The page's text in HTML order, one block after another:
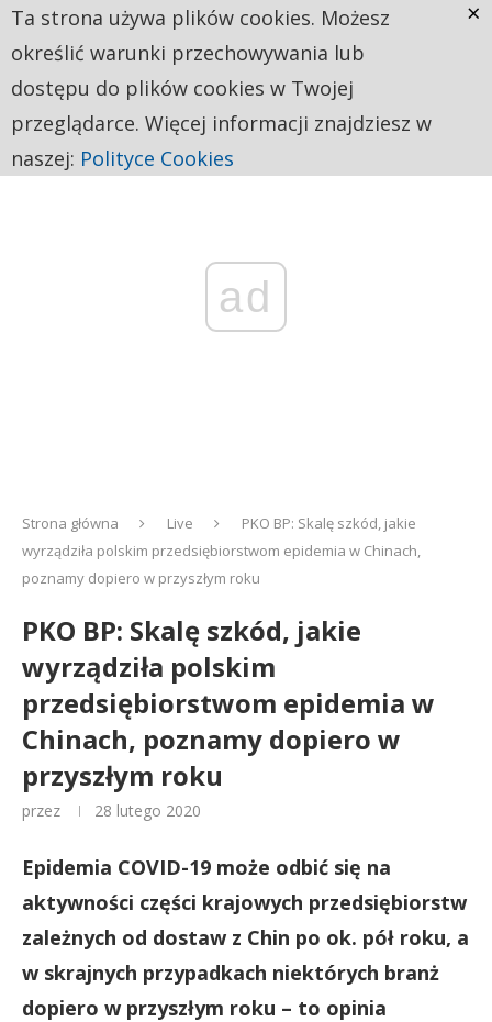
ad
Strona główna Live
PKO BP: Skalę szkód, jakie
wyrządziła polskim przedsiębiorstwom epidemia w Chinach,
poznamy dopiero w przyszłym roku
PKO BP: Skalę szkód, jakie
wyrządziła polskim
przedsiębiorstwom epidemia w
Chinach, poznamy dopiero w
przyszłym roku
przez 28 lutego 2020
Epidemia COVID-19 może odbić się na
aktywności części krajowych przedsiębiorstw
zależnych od dostaw z Chin po ok. pół roku, a
w skrajnych przypadkach niektórych branż
dopiero w przyszłym roku – to opinia
Ta strona używa plików cookies. Możesz
określić warunki przechowywania lub
dostępu do plików cookies w Twojej
przeglądarce. Więcej informacji znajdziesz w
naszej: Polityce Cookies
×